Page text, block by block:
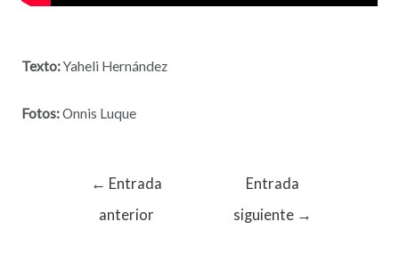
Texto:Yaheli Hernández
Fotos:Onnis Luque
← Entrada
anterior
Entrada
siguiente →